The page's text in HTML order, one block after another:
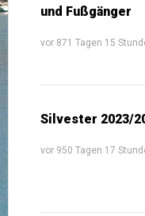
und Fußgänger
vor 871 Tagen 15
Silvester 2023/
vor 950 Tagen 17